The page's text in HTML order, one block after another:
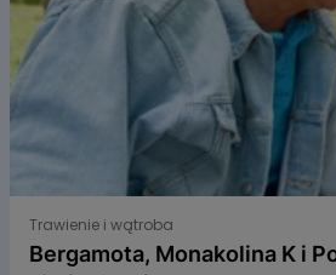
Trawienie i wątroba
Bergamota, Monakolina K i